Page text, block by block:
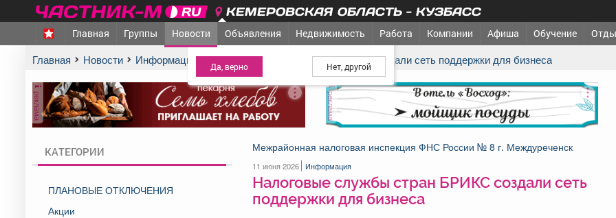
КЕМЕРОВСКАЯ ОБЛАСТЬ - КУЗБАСС
МЕЖДУРЕЧЕНСК - Ваш город?
Главная Группы Новости Объявления Недвижимость Работа Компании Афиша Обучение
Главная Новости Информация Налоговые службы стран БРИКС создали сеть поддержки для бизнеса
реклама реклама
КАТЕГОРИИ
ПЛАНОВЫЕ ОТКЛЮЧЕНИЯ
Акции
Межрайонная налоговая инспекция ФНС России № 8 г. Междуреченск
11 июня 2026 Информация
Налоговые службы стран БРИКС создали сеть
поддержки для бизнеса